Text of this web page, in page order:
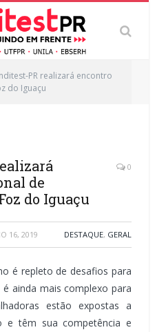
PR realizará encontro
do Iguaçu
de
do Iguaçu
0
16, 2019 DESTAQUE, GERAL
é repleto de desafios para
ainda mais complexo para
estão expostas a
e têm sua competência e